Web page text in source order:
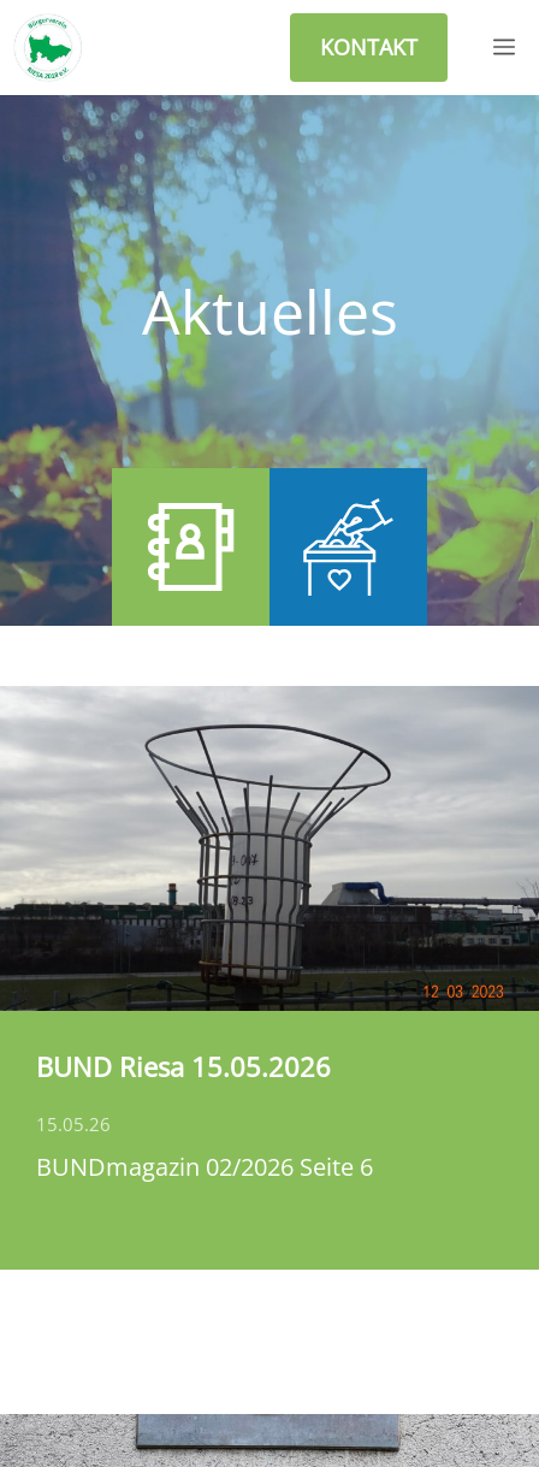
Zum
Inhalt
springen
KONTAKT
Aktuelles
BUND Riesa 15.05.2026
15.05.26
BUNDmagazin 02/2026 Seite 6